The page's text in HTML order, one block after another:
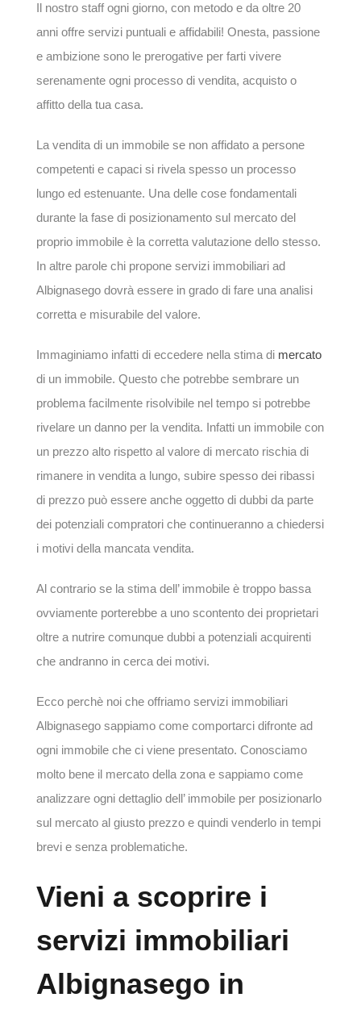
Il nostro staff ogni giorno, con metodo e da oltre 20
anni offre servizi puntuali e affidabili! Onesta, passione
e ambizione sono le prerogative per farti vivere
serenamente ogni processo di vendita, acquisto o
affitto della tua casa.
La vendita di un immobile se non affidato a persone
competenti e capaci si rivela spesso un processo
lungo ed estenuante. Una delle cose fondamentali
durante la fase di posizionamento sul mercato del
proprio immobile è la corretta valutazione dello stesso.
In altre parole chi propone servizi immobiliari ad
Albignasego dovrà essere in grado di fare una analisi
corretta e misurabile del valore.
Immaginiamo infatti di eccedere nella stima di mercato
di un immobile. Questo che potrebbe sembrare un
problema facilmente risolvibile nel tempo si potrebbe
rivelare un danno per la vendita. Infatti un immobile con
un prezzo alto rispetto al valore di mercato rischia di
rimanere in vendita a lungo, subire spesso dei ribassi
di prezzo può essere anche oggetto di dubbi da parte
dei potenziali compratori che continueranno a chiedersi
i motivi della mancata vendita.
Al contrario se la stima dell’ immobile è troppo bassa
ovviamente porterebbe a uno scontento dei proprietari
oltre a nutrire comunque dubbi a potenziali acquirenti
che andranno in cerca dei motivi.
Ecco perchè noi che offriamo servizi immobiliari
Albignasego sappiamo come comportarci difronte ad
ogni immobile che ci viene presentato. Conosciamo
molto bene il mercato della zona e sappiamo come
analizzare ogni dettaglio dell’ immobile per posizionarlo
sul mercato al giusto prezzo e quindi venderlo in tempi
brevi e senza problematiche.
Vieni a scoprire i
servizi immobiliari
Albignasego in